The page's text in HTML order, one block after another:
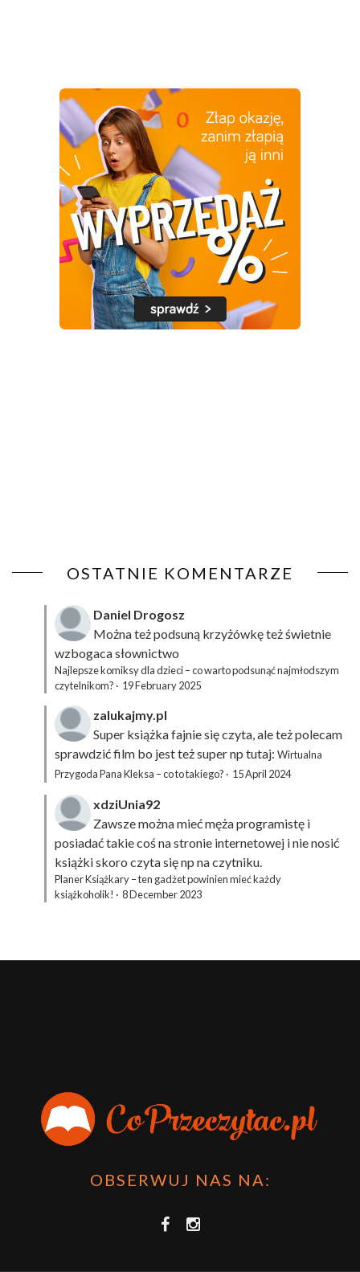
OSTATNIE KOMENTARZE
Daniel Drogosz
Można też podsuną krzyżówkęteż świetnie
wzbogaca słownictwo
Najlepsze komiksy dla dzieci – co warto podsunąć najmłodszym
czytelnikom? · 19 February 2025
zalukajmy.pl
Super książka fajnie się czyta, ale też polecam
sprawdzić film bo jest też super np tutaj: Wirtualna
Przygoda Pana Kleksa – co to takiego? · 15 April 2024
xdziUnia92
Zawsze można mieć męża programistę i
posiadać takie coś na stronie internetowej i nie nosić
książki skoro czyta się np na czytniku.
Planer Książkary – ten gadżet powinien mieć każdy
książkoholik! · 8 December 2023
OBSERWUJ NAS NA: